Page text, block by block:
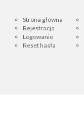
Strona główna
Rejestracja
Logowanie
Reset hasła